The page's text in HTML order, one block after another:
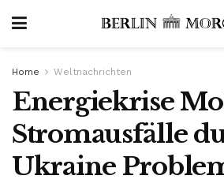
Home Weltnachrichten
Energiekrise
Stromausfälle
Ukraine